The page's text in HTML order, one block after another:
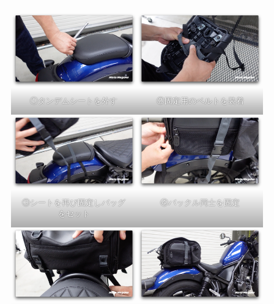
①タンデムシートを外す ②固定用のベルトを装着
③シートを再び固定しバッグ
をセット
④バックル同士を固定